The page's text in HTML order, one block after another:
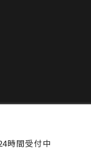
時間受付中